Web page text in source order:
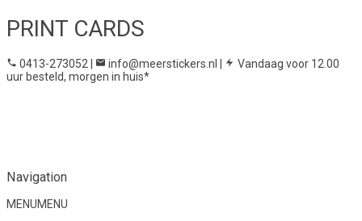
PRINT CARDS
0413-273052 | info@meerstickers.nl |
Vandaag voor 12.00
uur besteld, morgen in huis*
Navigation
MENUMENU